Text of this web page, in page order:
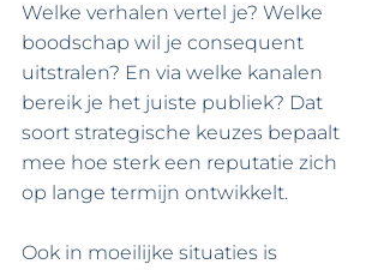
Welke verhalen vertel je? Welke
boodschap wil je consequent
uitstralen? En via welke kanalen
bereik je het juiste publiek? Dat
soort strategische keuzes bepaalt
mee hoe sterk een reputatie zich
op lange termijn ontwikkelt.
Ook in moeilijke situaties is